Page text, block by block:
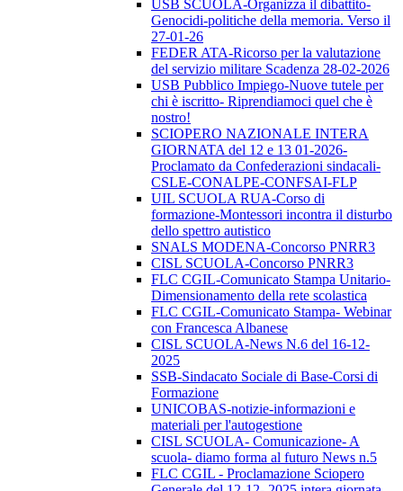
USB SCUOLA-Organizza il dibattito-
Genocidi-politiche della memoria. Verso il
27-01-26
FEDER ATA-Ricorso per la valutazione
del servizio militare Scadenza 28-02-2026
USB Pubblico Impiego-Nuove tutele per
chi è iscritto- Riprendiamoci quel che è
nostro!
SCIOPERO NAZIONALE INTERA
GIORNATA del 12 e 13 01-2026-
Proclamato da Confederazioni sindacali-
CSLE-CONALPE-CONFSAI-FLP
UIL SCUOLA RUA-Corso di
formazione-Montessori incontra il disturbo
dello spettro autistico
SNALS MODENA-Concorso PNRR3
CISL SCUOLA-Concorso PNRR3
FLC CGIL-Comunicato Stampa Unitario-
Dimensionamento della rete scolastica
FLC CGIL-Comunicato Stampa- Webinar
con Francesca Albanese
CISL SCUOLA-News N.6 del 16-12-
2025
SSB-Sindacato Sociale di Base-Corsi di
Formazione
UNICOBAS-notizie-informazioni e
materiali per l'autogestione
CISL SCUOLA- Comunicazione- A
scuola- diamo forma al futuro News n.5
FLC CGIL - Proclamazione Sciopero